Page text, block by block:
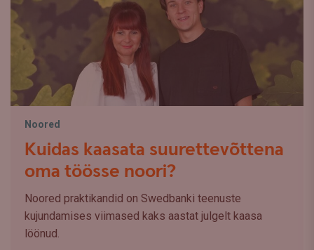
Noored
Kuidas kaasata suurettevõttena
oma töösse noori?
Noored praktikandid on Swedbanki teenuste
kujundamises viimased kaks aastat julgelt kaasa
löönud.